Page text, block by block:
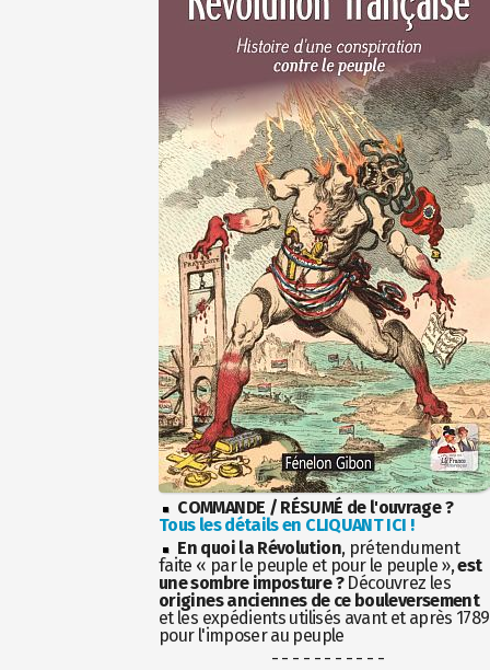
COMMANDE / RÉSUMÉ de l'ouvrage ?
Tous les détails en CLIQUANT ICI !
En quoi la Révolution, prétendument
faite « par le peuple et pour le peuple »,est
une sombre imposture ?Découvrez les
origines anciennes de ce bouleversement
et les expédients utilisés avant et après 1789
pour l'imposer au peuple
- - - - - - - - - - -